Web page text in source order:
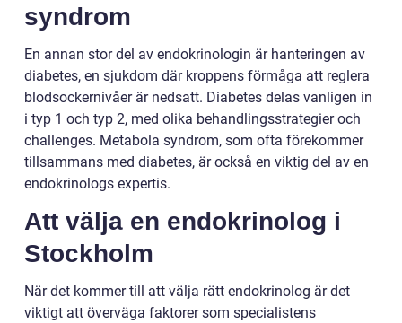
syndrom
En annan stor del av endokrinologin är hanteringen av
diabetes, en sjukdom där kroppens förmåga att reglera
blodsockernivåer är nedsatt. Diabetes delas vanligen in
i typ 1 och typ 2, med olika behandlingsstrategier och
challenges. Metabola syndrom, som ofta förekommer
tillsammans med diabetes, är också en viktig del av en
endokrinologs expertis.
Att välja en endokrinolog i
Stockholm
När det kommer till att välja rätt endokrinolog är det
viktigt att överväga faktorer som specialistens